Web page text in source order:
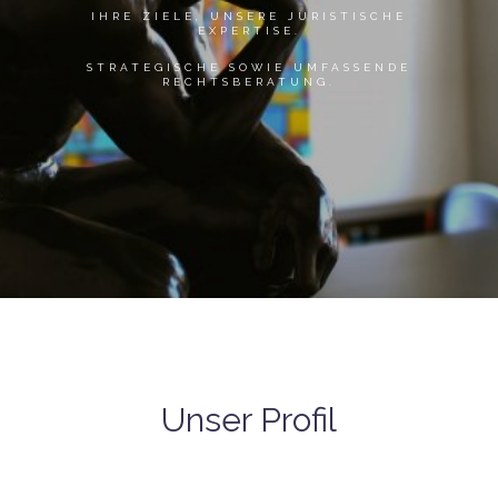
IHRE ZIELE, UNSERE JURISTISCHE
EXPERTISE.
STRATEGISCHE SOWIE UMFASSENDE
RECHTSBERATUNG.
Unser Profil